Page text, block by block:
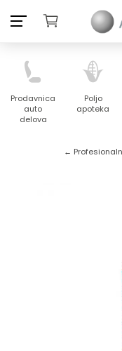
Prodavnica
auto
delova
Poljo
apoteka
←